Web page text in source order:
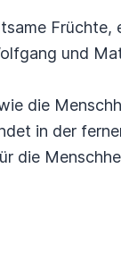
Früchte,
und
die
in der
die